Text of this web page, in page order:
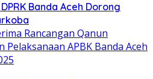
Banda Aceh Dorong